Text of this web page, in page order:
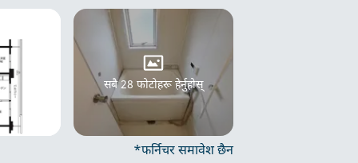
सबै 28 फोटोहरू हेर्नुहोस्
*फर्निचर समावेश छैन